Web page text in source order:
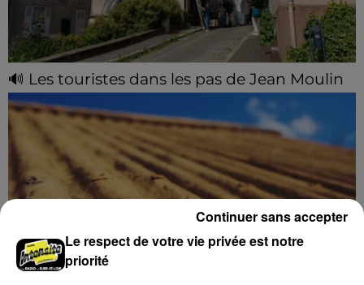
🔊 Les touristes dans les pas de Jean Moulin
Le « tourisme de mémoire » s'invite dans les sorties
estivales de Chartres Tourisme.
Le respect de votre vie privée est notre
priorité
Continuer sans accepter